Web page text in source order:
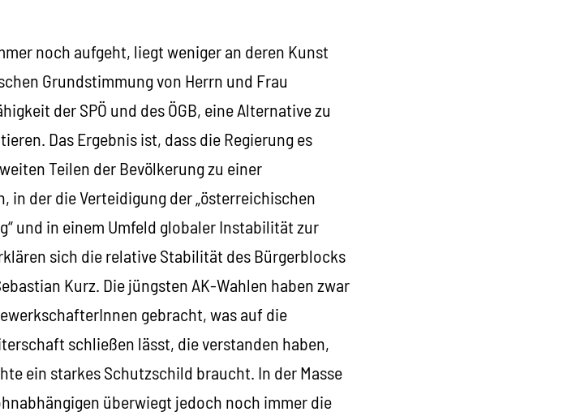
noch aufgeht, liegt weniger an deren Kunst
Grundstimmung von Herrn und Frau
der SPÖ und des ÖGB, eine Alternative zu
Das Ergebnis ist, dass die Regierung es
Teilen der Bevölkerung zu einer
der die Verteidigung der „österreichischen
und in einem Umfeld globaler Instabilität zur
sich die relative Stabilität des Bürgerblocks
Kurz. Die jüngsten AK-Wahlen haben zwar
gebracht, was auf die
schließen lässt, die verstanden haben,
ein starkes Schutzschild braucht. In der Masse
überwiegt jedoch noch immer die